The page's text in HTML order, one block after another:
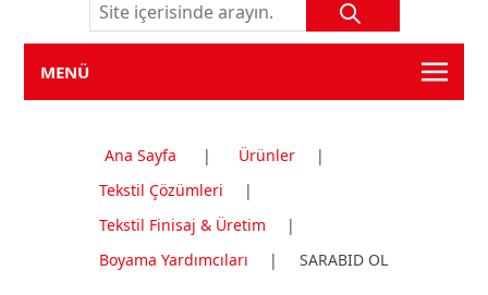
MENÜ
Ana Sayfa | Ürünler
|
Tekstil Çözümleri
|
Tekstil Finisaj & Üretim
|
Boyama Yardımcıları
| SARABID OL